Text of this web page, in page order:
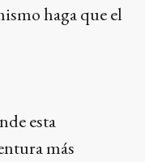
haga que el
esta
más